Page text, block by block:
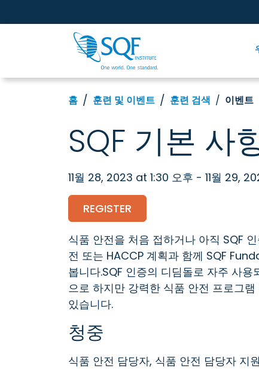
홈 훈련 및 이벤트 훈련 검색 이벤트
SQF 기본 사
11월 28, 2023 at 1:30 오후 - 11월 29,
REGISTER
식품 안전을 처음 접하거나 아직 SQF
전 또는 HACCP 계획과 함께 SQF
봅니다.SQF 인증의 디딤돌로 자주 사
으로 하지만 강력한 식품 안전 프로그
있습니다.
청중
식품 안전 담당자, 식품 안전 담당자 지